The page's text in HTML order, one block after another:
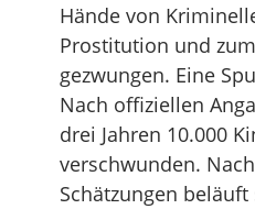
Hände von
Prostitution und
gezwungen. Eine
Nach offiziellen
drei Jahren 10.000
verschwunden.
Schätzungen